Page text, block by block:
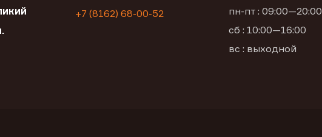
+7 (8162) 68-00-52
пн-пт : 09:00—20:00
сб : 10:00—16:00
вс : выходной